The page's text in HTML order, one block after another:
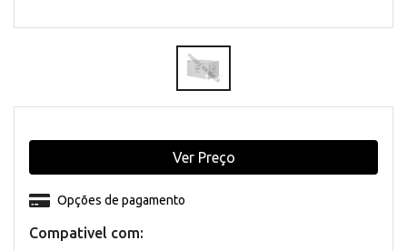
Compativel com:
Opções de pagamento
Ver Preço